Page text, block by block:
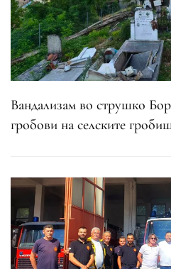
Вандализам во струшко
гробови на селските